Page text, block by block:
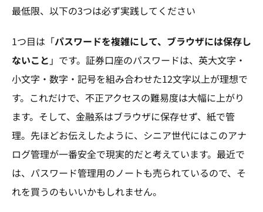
最低限、以下の3つは必ず実践してください
1つ目は「パスワードを複雑にして、ブラウザには保存し
ないこと 」です。証券口座のパスワードは、英大文字・
小文字・数字・記号を組み合わせた12文字以上が理想で
す。これだけで、不正アクセスの難易度は大幅に上がり
ます。そして、金融系はブラウザに保存せず、紙で管
理。先ほどお伝えしたように、シニア世代にはこのアナ
ログ管理が一番安全で現実的だと考えています。最近で
は、パスワード管理用のノートも売られているので、そ
れを買うのもいいかもしれません。